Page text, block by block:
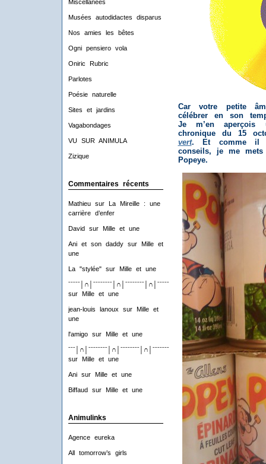
Miscellanées
Musées autodidactes disparus
Nos amies les bêtes
Ogni pensiero vola
Oniric Rubric
Parlotes
Poésie naturelle
Sites et jardins
Vagabondages
VU SUR ANIMULA
Zizique
Commentaires récents
Mathieusur
La Mireille : une
carrière d’enfer
David sur Mille et une
Ani et son daddysur
Mille et
une
La "stylée"sur Mille et une
ˉˉˉˉˉ│∩│ˉˉˉˉˉˉˉˉ│∩│ˉˉˉˉˉˉˉˉ│∩│ˉˉˉˉˉˉˉˉ│∩│ˉˉˉˉ
sur
Mille et une
jean-louis lanoux sur
Mille et
une
l'amigosur Mille et une
ˉˉˉ│∩│ˉˉˉˉˉˉˉˉ│∩│ˉˉˉˉˉˉˉˉ│∩│ˉˉˉˉˉˉˉˉ│∩│ˉˉˉ
sur
Mille et une
Anisur Mille et une
Biffaud sur Mille et une
Animulinks
Agence eureka
All tomorrow’s girls
Car votre petite
célébrer en son
Je m’en
chronique du 15
vert. Et comme il
conseils, je me
Popeye.